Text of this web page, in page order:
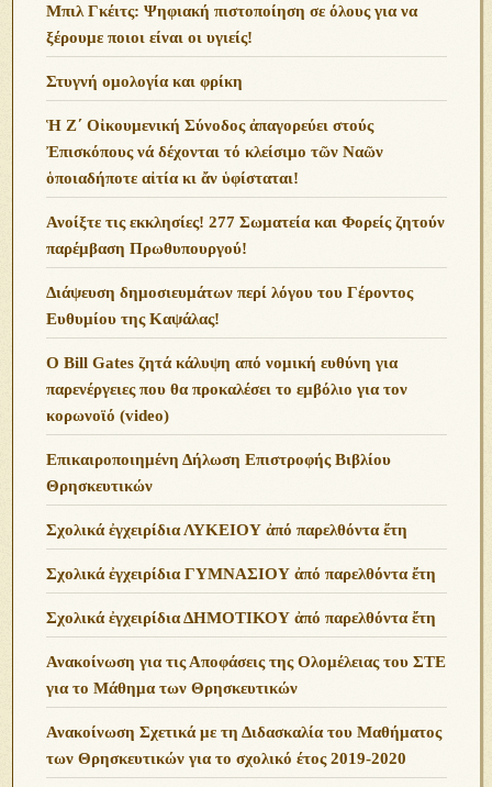
Μπιλ Γκέιτς: Ψηφιακή πιστοποίηση σε όλους για να
ξέρουμε ποιοι είναι οι υγιείς!
Στυγνή ομολογία και φρίκη
Ἡ Ζ΄ Οἰκουμενική Σύνοδος ἀπαγορεύει στούς
Ἐπισκόπους νά δέχονται τό κλείσιμο τῶν Ναῶν
ὁποιαδήποτε αἰτία κι ἄν ὑφίσταται!
Ανoίξτε τις εκκλησίες! 277 Σωματεία και Φορείς ζητούν
παρέμβαση Πρωθυπουργού!
Διάψευση δημοσιευμάτων περί λόγου του Γέροντος
Ευθυμίου της Καψάλας!
O Bill Gates ζητά κάλυψη από νομική ευθύνη για
παρενέργειες που θα προκαλέσει το εμβόλιο για τον
κορωνοϊό (video)
Επικαιροποιημένη Δήλωση Επιστροφής Βιβλίου
Θρησκευτικών
Σχολικά ἐγχειρίδια ΛΥΚΕΙΟΥ ἀπό παρελθόντα ἔτη
Σχολικά ἐγχειρίδια ΓΥΜΝΑΣΙΟΥ ἀπό παρελθόντα ἔτη
Σχολικά ἐγχειρίδια ΔΗΜΟΤΙΚΟΥ ἀπό παρελθόντα ἔτη
Ανακοίνωση για τις Αποφάσεις της Ολομέλειας του ΣΤΕ
για το Μάθημα των Θρησκευτικών
Ανακοίνωση Σχετικά με τη Διδασκαλία του Μαθήματος
των Θρησκευτικών για το σχολικό έτος 2019-2020